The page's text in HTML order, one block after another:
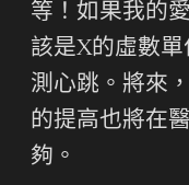
等！如果我的
該是X的虛數
測心跳。將來
的提高也將在
夠。